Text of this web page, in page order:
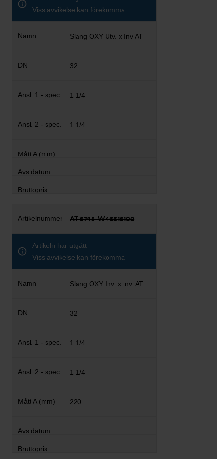
Viss avvikelse kan förekomma
Slang OXY Utv. x Inv AT
32
1 1/4
1 1/4
AT 5745-W46515102
Artikeln har utgått
Viss avvikelse kan förekomma
Slang OXY Inv. x Inv. AT
32
1 1/4
1 1/4
220